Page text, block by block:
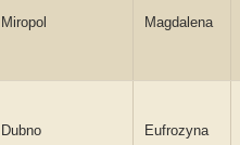
Miropol Magdalena
Dubno Eufrozyna